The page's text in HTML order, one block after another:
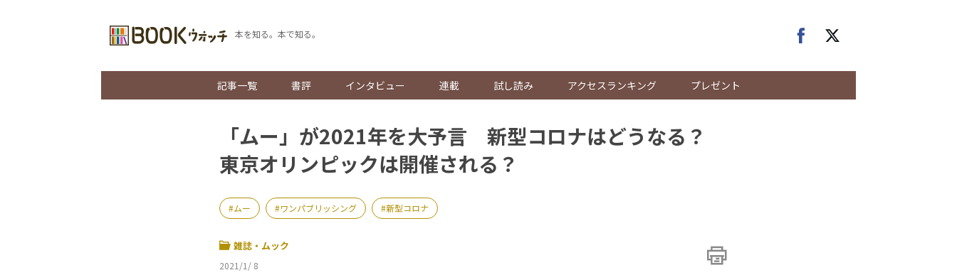
本を知る。本で知る。
記事一覧 書評 インタビュー 連載 試し読み アクセスランキング プレゼント
「ムー」が2021年を大予言 新型コロナはどうなる？
東京オリンピックは開催される？
ムー ワンパブリッシング 新型コロナ
雑誌・ムック
2021/1/ 8